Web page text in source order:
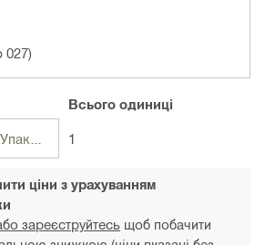
50 (Typ 027)
Упаковки
Всьогоодиниці
1
ціни з урахуванням
зареєструйтесь щоб побачити